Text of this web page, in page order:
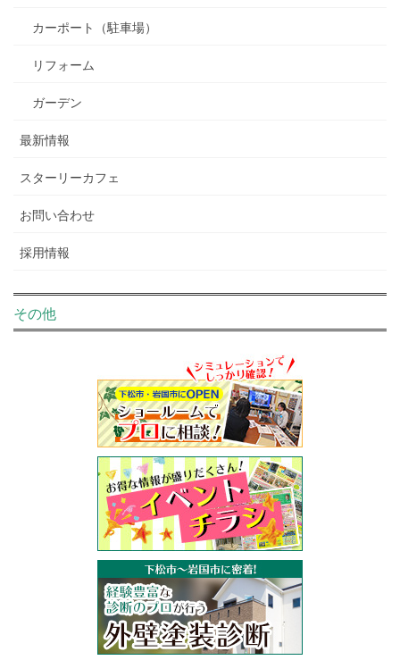
カーポート（駐車場）
リフォーム
ガーデン
最新情報
スターリーカフェ
お問い合わせ
採用情報
その他